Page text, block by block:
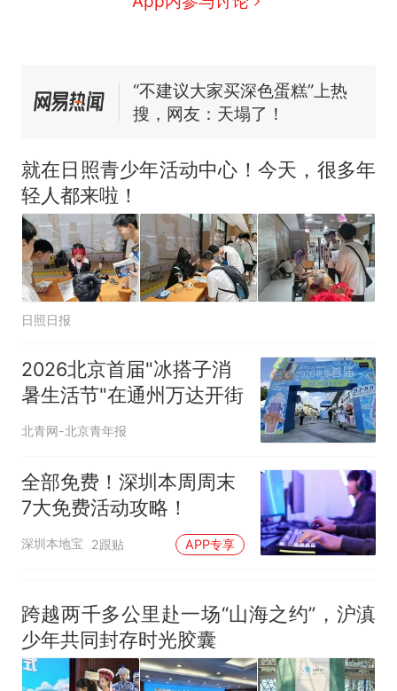
南航一航班疑向乘客发放西梅
汁，致多名乘客在飞行途中排
人只有2个厕所；客服回应：并
因老师一句“跟我回家”改写了
就在日照青少年活动中心！今天，很多年
轻人都来啦！
日照日报
2026北京首届"冰搭子消
暑生活节"在通州万达开街
北青网-北京青年报
全部免费！深圳本周周末
7大免费活动攻略！
深圳本地宝 2跟贴 APP专享
跨越两千多公里赴一场“山海之约”，沪滇
少年共同封存时光胶囊